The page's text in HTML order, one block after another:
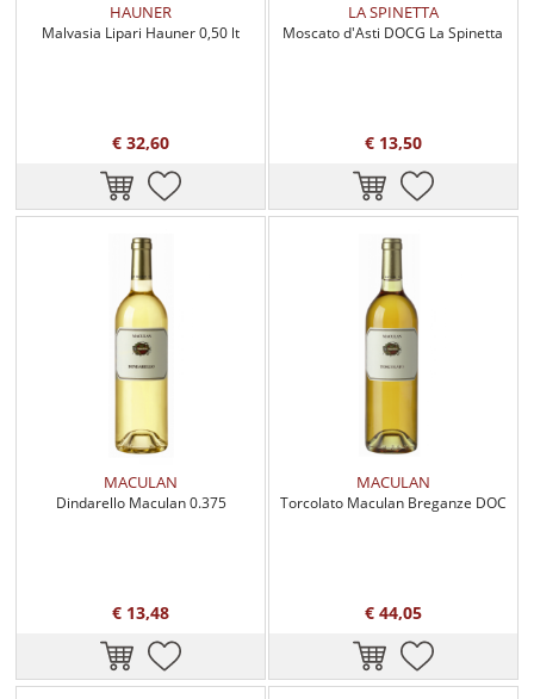
HAUNER
Malvasia Lipari Hauner 0,50 lt
€ 32,60
LA SPINETTA
Moscato d'Asti DOCG La Spinetta
€ 13,50
MACULAN
Dindarello Maculan 0.375
€ 13,48
MACULAN
Torcolato Maculan Breganze DOC
€ 44,05